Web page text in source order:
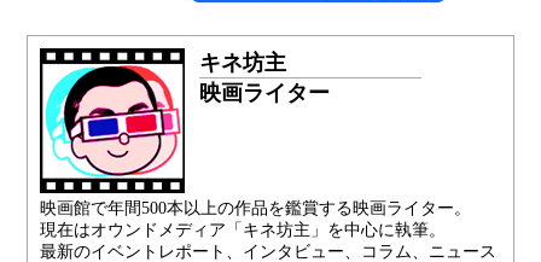
キネ坊主
映画ライター
映画館で年間500本以上の作品を鑑賞する映画ライター。
現在はオウンドメディア「キネ坊主」を中心に執筆。
最新のイベントレポート、インタビュー、コラム、ニュース